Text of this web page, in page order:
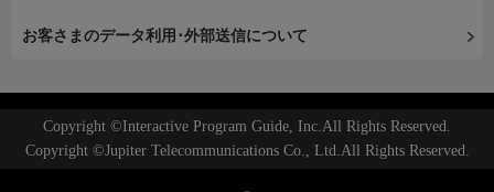
お客さまのデータ利用･外部送信について
Copyright ©Interactive Program Guide, Inc.All Rights Reserved.
Copyright ©Jupiter Telecommunications Co., Ltd.All Rights Reserved.